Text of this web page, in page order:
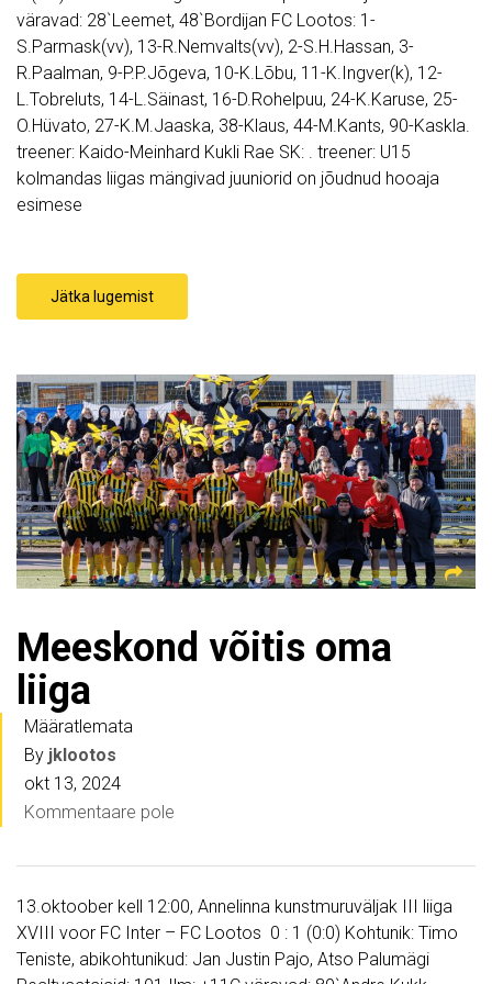
väravad: 28`Leemet, 48`Bordijan FC Lootos: 1-
S.Parmask(vv), 13-R.Nemvalts(vv), 2-S.H.Hassan, 3-
R.Paalman, 9-P.P.Jõgeva, 10-K.Lõbu, 11-K.Ingver(k), 12-
L.Tobreluts, 14-L.Säinast, 16-D.Rohelpuu, 24-K.Karuse, 25-
O.Hüvato, 27-K.M.Jaaska, 38-Klaus, 44-M.Kants, 90-Kaskla.
treener: Kaido-Meinhard Kukli Rae SK: . treener: U15
kolmandas liigas mängivad juuniorid on jõudnud hooaja
esimese
Jätka lugemist
Meeskond võitis oma
liiga
Määratlemata
By jklootos
okt 13, 2024
Kommentaare pole
13.oktoober kell 12:00, Annelinna kunstmuruväljak III liiga
XVIII voor FC Inter – FC Lootos 0 : 1 (0:0) Kohtunik: Timo
Teniste, abikohtunikud: Jan Justin Pajo, Atso Palumägi